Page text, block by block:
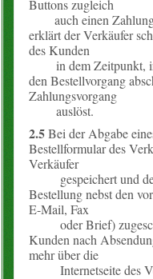
Buttons zugleich
auch einen
erklärt der Verkäufer
des Kunden
in dem Zeitpunkt, in
den Bestellvorgang
Zahlungsvorgang
auslöst.
2.5Bei der Abgabe
Bestellformular des
Verkäufer
gespeichert und
Bestellung nebst den
E-Mail, Fax
oder Brief)
Kunden nach
mehr über die
Internetseite des